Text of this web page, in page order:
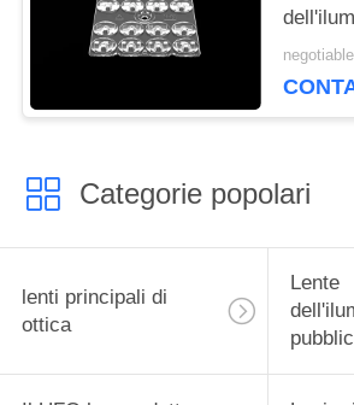
PWB
Categorie popolari
lenti principali di
ottica
Lente